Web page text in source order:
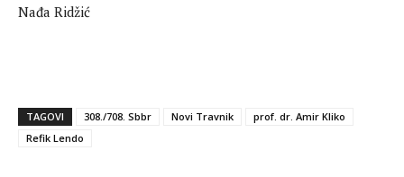
Nađa Ridžić
TAGOVI 308./708. Sbbr Novi Travnik
prof. dr. Amir Kliko
Refik Lendo